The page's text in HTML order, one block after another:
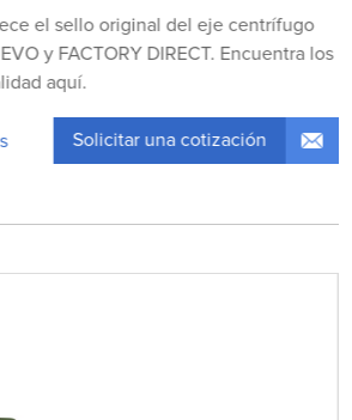
el sello original del eje centrífugo
y FACTORY DIRECT. Encuentra los
aquí.
Solicitar una cotización